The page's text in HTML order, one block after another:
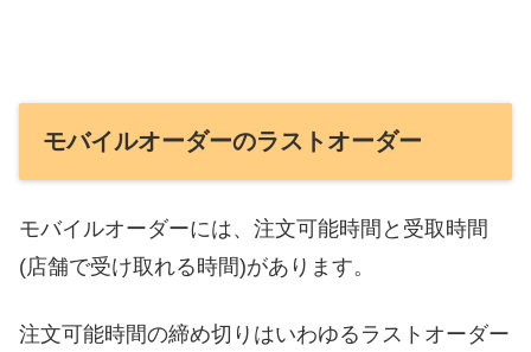
モバイルオーダーのラストオーダー
モバイルオーダーには、注文可能時間と受取時間
(店舗で受け取れる時間)があります。
注文可能時間の締め切りはいわゆるラストオーダー